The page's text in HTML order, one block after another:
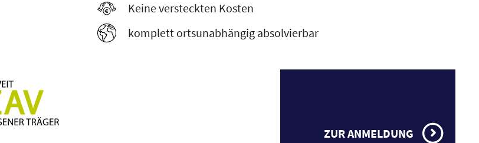
Keine versteckten Kosten
komplett ortsunabhängig absolvierbar
ZUR ANMELDUNG